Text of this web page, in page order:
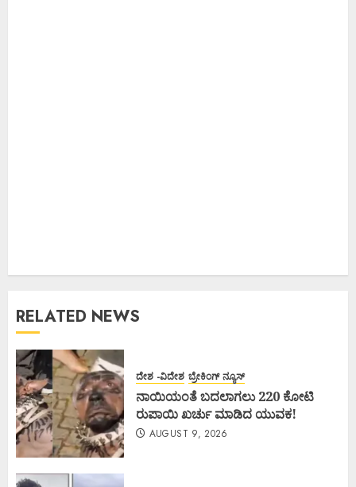
RELATED NEWS
ದೇಶ -ವಿದೇಶ ಬ್ರೇಕಿಂಗ್ ನ್ಯೂಸ್
ನಾಯಿಯಂತೆ ಬದಲಾಗಲು 220 ಕೋಟಿ
ರುಪಾಯಿ ಖರ್ಚು ಮಾಡಿದ ಯುವಕ!
AUGUST 9, 2026